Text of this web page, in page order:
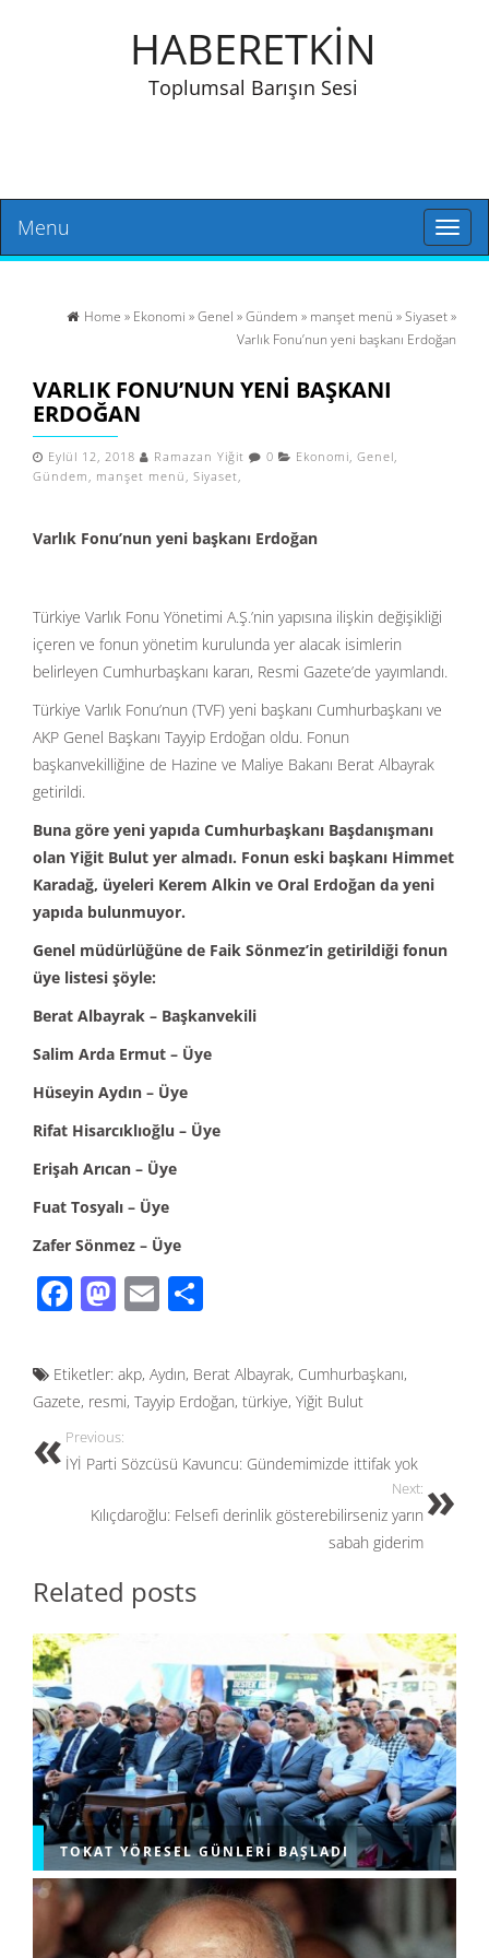
HABERETKİN
Toplumsal Barışın Sesi
Toggle
Menu
Home » Ekonomi »Genel »Gündem » manşet menü »Siyaset»
Varlık Fonu’nun yeni başkanı Erdoğan
VARLIK FONU’NUN YENI BAŞKANI
ERDOĞAN
Eylül 12, 2018 Ramazan Yiğit 0 Ekonomi, Genel,
Gündem , manşet menü , Siyaset,
Varlık Fonu’nun yeni başkanı Erdoğan
Türkiye Varlık Fonu Yönetimi A.Ş.’nin yapısına ilişkin değişikliği
içeren ve fonun yönetim kurulunda yer alacak isimlerin
belirleyen Cumhurbaşkanı kararı, Resmi Gazete’de yayımlandı.
Türkiye Varlık Fonu’nun (TVF) yeni başkanı Cumhurbaşkanı ve
AKP Genel Başkanı Tayyip Erdoğan oldu. Fonun
başkanvekilliğine de Hazine ve Maliye Bakanı Berat Albayrak
getirildi.
Buna göre yeni yapıda Cumhurbaşkanı Başdanışmanı
olan Yiğit Bulut yer almadı. Fonun eski başkanı Himmet
Karadağ, üyeleri Kerem Alkin ve Oral Erdoğan da yeni
yapıda bulunmuyor.
Genel müdürlüğüne de Faik Sönmez’in getirildiği fonun
üye listesi şöyle:
Berat Albayrak – Başkanvekili
Salim Arda Ermut – Üye
Hüseyin Aydın – Üye
Rifat Hisarcıklıoğlu – Üye
Erişah Arıcan – Üye
Fuat Tosyalı – Üye
Zafer Sönmez – Üye
F
e
b
o
o
M
to
d
o
n
E
ail ar
e
Etiketler: akp, Aydın, Berat Albayrak, Cumhurbaşkanı,
Gazete, resmi, Tayyip Erdoğan, türkiye, Yiğit Bulut
Previous:
İYİ Parti Sözcüsü Kavuncu: Gündemimizde ittifak yok
Next:
Kılıçdaroğlu: Felsefi derinlik gösterebilirseniz yarın
sabah giderim
Related posts
TOKAT YÖRESEL GÜNLERI BAŞLADI